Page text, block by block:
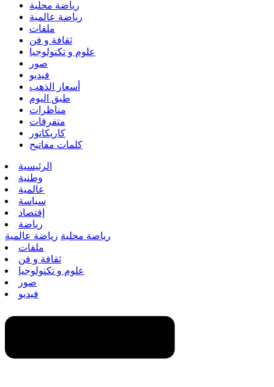
رياضة محلية
رياضة عالمية
ملفات
ثقافة و فن
علوم و تكنولوجيا
صور
فيديو
أسعار الذهب
طبق اليوم
مناظرات
متفرقات
كاريكاتور
كلمات مفاتيح
الرئيسية
وطنية
عالمية
سياسة
إقتصاد
رياضة
رياضة محلية رياضة عالمية
ملفات
ثقافة و فن
علوم و تكنولوجيا
صور
فيديو